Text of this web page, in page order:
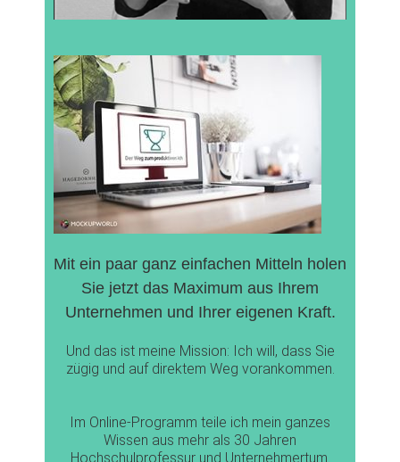
Mit ein paar ganz einfachen Mitteln holen
Sie jetzt das Maximum aus Ihrem
Unternehmen und Ihrer eigenen Kraft.
Und das ist meine Mission: Ich will, dass Sie
zügig und auf direktem Weg vorankommen.
Im Online-Programm teile ich mein ganzes
Wissen aus mehr als 30 Jahren
Hochschulprofessur und Unternehmertum.